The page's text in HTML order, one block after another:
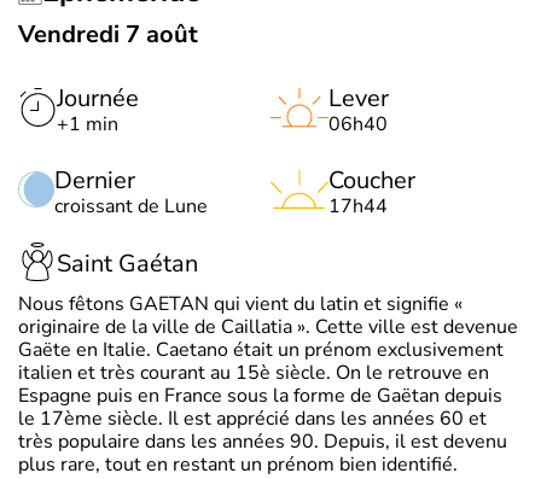
Vendredi 7 août
Journée
+1 min
Dernier
croissant de Lune
Lever
06h40
Coucher
17h44
Saint Gaétan
Nous fêtons GAETAN qui vient du latin et signifie «
originaire de la ville de Caillatia ». Cette ville est devenue
Gaëte en Italie. Caetano était un prénom exclusivement
italien et très courant au 15è siècle. On le retrouve en
Espagne puis en France sous la forme de Gaëtan depuis
le 17ème siècle. Il est apprécié dans les années 60 et
très populaire dans les années 90. Depuis, il est devenu
plus rare, tout en restant un prénom bien identifié.